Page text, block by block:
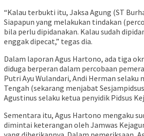
“Kalau terbukti itu, Jaksa Agung (ST
Siapapun yang melakukan tindakan
bila perlu dipidanakan. Kalau sudah
enggak dipecat,” tegas dia.
Dalam laporan Agus Hartono, ada tiga
diduga berperan dalam percobaan
Putri Ayu Wulandari, Andi Herman selaku
Tengah (sekarang menjabat
Agustinus selaku ketua penyidik Pidsus
Sementara itu, Agus Hartono mengaku
dimintai keterangan oleh Jamwas